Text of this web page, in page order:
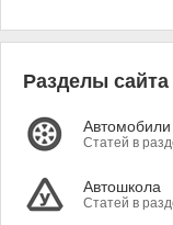
Разделы сайта
Автомобили
Статей в
Автошкола
Статей в